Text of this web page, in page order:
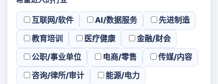
互联网/软件 AI/数据服务
先进制造
教育培训
医疗健康
金融/财会
公职/事业单位
电商/零售
传媒/内容
咨询/律所/审计
能源/电力